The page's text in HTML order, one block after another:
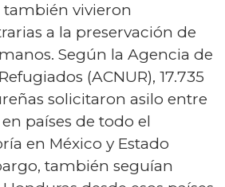
también vivieron
a la preservación de
Según la Agencia de
(ACNUR), 17.735
solicitaron asilo entre
países de todo el
en México y Estado
también seguían